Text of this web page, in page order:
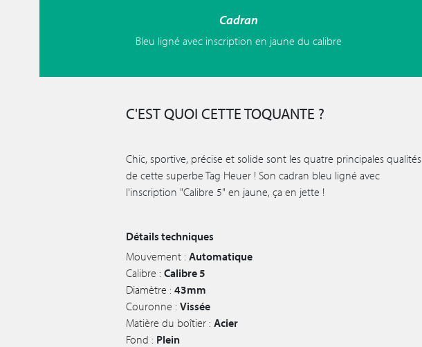
Cadran
Bleu ligné avec inscription en jaune du calibre
C'EST QUOI CETTE TOQUANTE ?
Chic, sportive, précise et solide sont les quatre principales qualités
de cette superbe Tag Heuer ! Son cadran bleu ligné avec
l'inscription "Calibre 5" en jaune, ça en jette !
Détails techniques
Mouvement : Automatique
Calibre : Calibre 5
Diamètre : 43mm
Couronne : Vissée
Matière du boîtier : Acier
Fond : Plein